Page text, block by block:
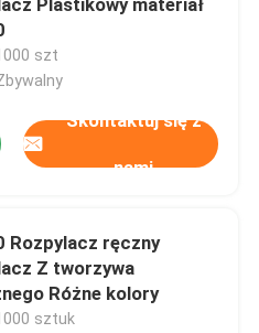
szt
Skontaktuj się z
nami
Rozpylacz ręczny
Z tworzywa
Różne kolory
sztuk